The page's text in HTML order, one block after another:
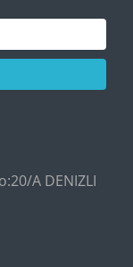
A DENIZLI